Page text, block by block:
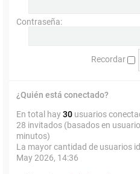
Contraseña:
Recordar
¿Quién está conectado?
En total hay30 usuarios
28 invitados (basados en
minutos)
La mayor cantidad de usuarios
May 2026, 14:36